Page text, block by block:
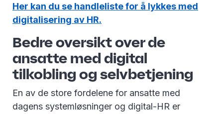
Her kan du se handleliste for å lykkes med
digitalisering av HR.
Bedre oversikt over de
ansatte med digital
tilkobling og selvbetjening
En av de store fordelene for ansatte med
dagens systemløsninger og digital-HR er